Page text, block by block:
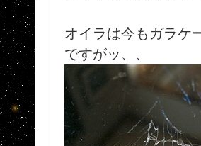
オイラは今もガラケ
ですがッ、、